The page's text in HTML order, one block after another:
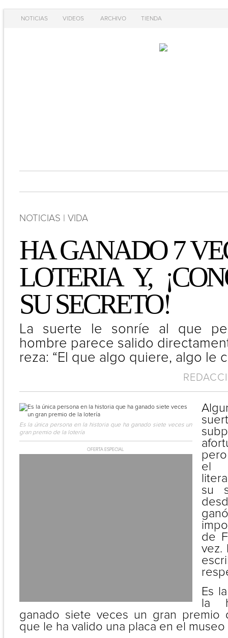
NOTICIAS VIDEOS ARCHIVO TIENDA
NOTICIAS | VIDA
HA GANADO 7
LOTERIA Y, ¡
SU SECRETO!
La suerte le sonríe al que
hombre parece salido
reza: “El que algo quiere, algo le
Es la única persona en la historia que ha ganado siete veces un
gran premio de la lotería
OFERTA ESPECIAL
el
su
de
vez.
Es
la
ganado siete veces un gran premio
que le ha valido una placa en el museo